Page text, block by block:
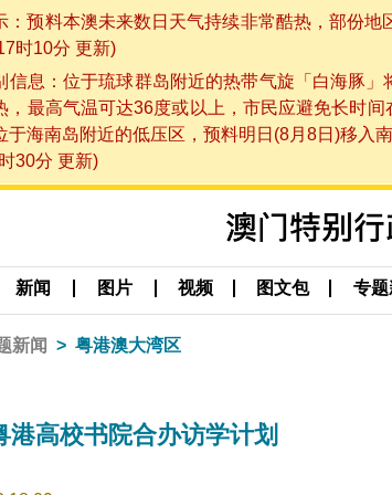
：预料本澳未来数日天气持续非常酷热，部份
时10分 更新)
信息：位于琉球群岛附近的热带气旋「白海豚
，最高气温可达36度或以上，市民应避免长时
于海南岛附近的低压区，预料明日(8月8日)移入
30分 更新)
新闻 图片 视频 图文包 专题
新闻 粤港澳大湾区
港高校书院合办访学计划